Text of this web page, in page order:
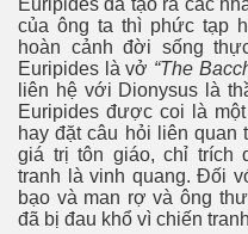
của ông ta thì phức tạp
hoàn cảnh đời sống
Euripides là vở “The
liên hệ với Dionysus là
Euripides được coi là
hay đặt câu hỏi liên
giá trị tôn giáo, chỉ trích
tranh là vinh quang. Đối
bạo và man rợ và ông
đã bị đau khổ vì chiến